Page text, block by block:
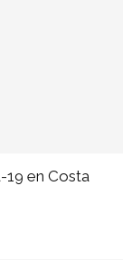
19 en Costa